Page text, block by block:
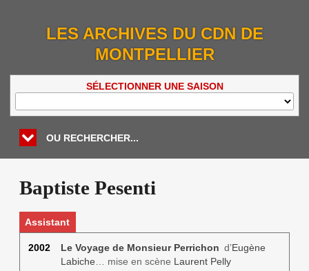
LES ARCHIVES DU CDN DE
MONTPELLIER
SÉLECTIONNER UNE SAISON
OU RECHERCHER...
Baptiste Pesenti
Assistant
2002 Le Voyage de Monsieur Perrichon d’Eugène
Labiche … mise en scène Laurent Pelly